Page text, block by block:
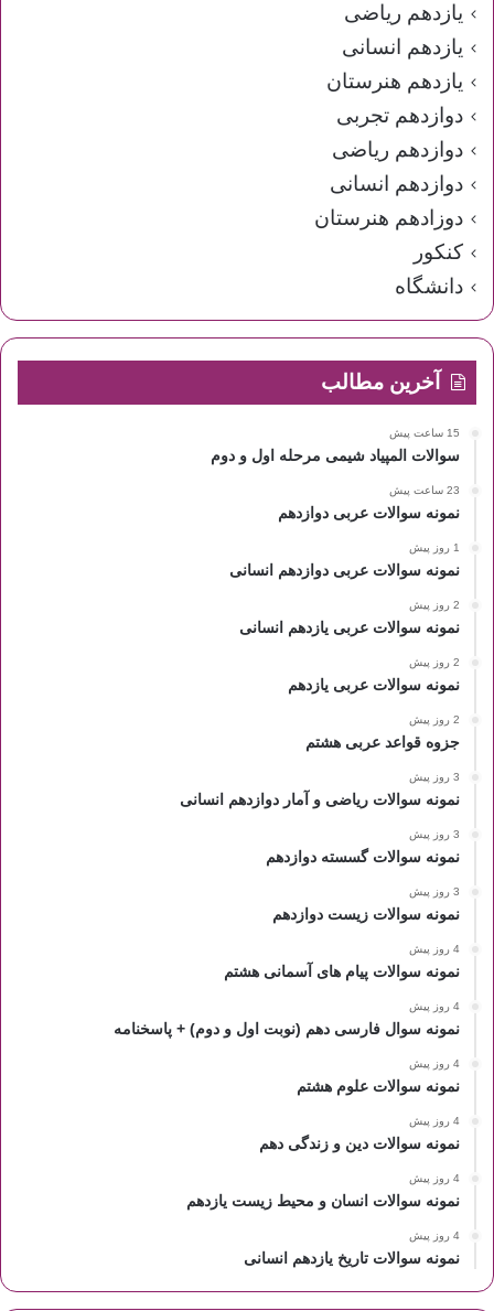
یازدهم ریاضی
یازدهم انسانی
یازدهم هنرستان
دوازدهم تجربی
دوازدهم ریاضی
دوازدهم انسانی
دوزادهم هنرستان
کنکور
دانشگاه
آخرین مطالب
15 ساعت پیش
سوالات المپیاد شیمی مرحله اول و دوم
23 ساعت پیش
نمونه سوالات عربی دوازدهم
1 روز پیش
نمونه سوالات عربی دوازدهم انسانی
2 روز پیش
نمونه سوالات عربی یازدهم انسانی
2 روز پیش
نمونه سوالات عربی یازدهم
2 روز پیش
جزوه قواعد عربی هشتم
3 روز پیش
نمونه سوالات ریاضی و آمار دوازدهم انسانی
3 روز پیش
نمونه سوالات گسسته دوازدهم
3 روز پیش
نمونه سوالات زیست دوازدهم
4 روز پیش
نمونه سوالات پیام های آسمانی هشتم
4 روز پیش
نمونه سوال فارسی دهم (نوبت اول و دوم) + پاسخنامه
4 روز پیش
نمونه سوالات علوم هشتم
4 روز پیش
نمونه سوالات دین و زندگی دهم
4 روز پیش
نمونه سوالات انسان و محیط زیست یازدهم
4 روز پیش
نمونه سوالات تاریخ یازدهم انسانی